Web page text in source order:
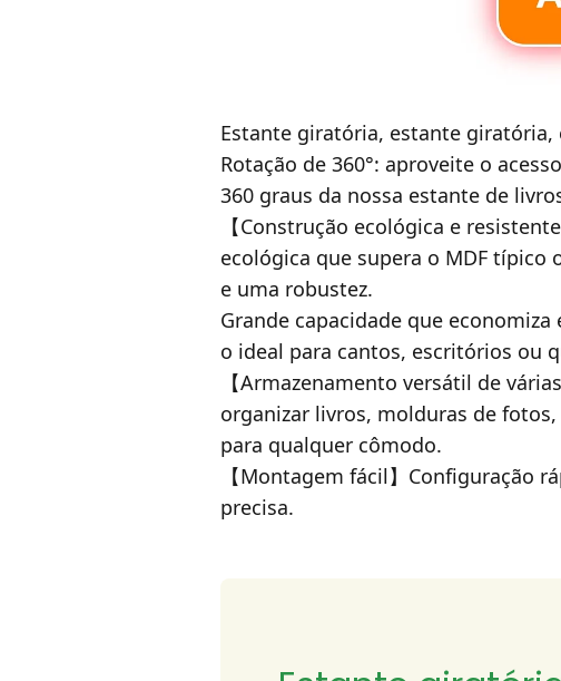
Estante giratória, estante
Rotação de 360°: aproveite o
360 graus da nossa estante de
【Construção ecológica e
ecológica que supera o MDF
e uma robustez.
Grande capacidade que
o ideal para cantos, escritórios ou
【Armazenamento versátil de
organizar livros, molduras de
para qualquer cômodo.
【Montagem fácil】Configuração
precisa.